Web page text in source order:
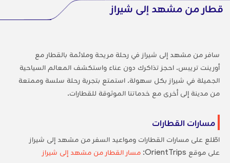
قطار من مشهد إلى شيراز
سافر من مشهد إلى شيراز في رحلة مريحة وملائمة بالقطار مع
أورينت تريبس. احجز تذاكرك دون عناء واستكشف المعالم السياحية
الجميلة في شيراز بكل سهولة. استمتع بتجربة رحلة سلسة وممتعة
من مدينة إلى أخرى مع خدماتنا الموثوقة للقطارات.
مسارات القطارات
اطّلع على مسارات القطارات ومواعيد السفر من مشهد إلى شيراز
على موقع OrientTrips:
مسار القطار من مشهد إلى شيراز